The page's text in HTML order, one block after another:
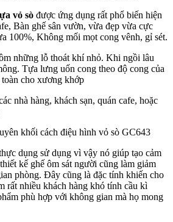
vỏ sò được ứng dụng rất phổ biến hiện
Bàn ghế sân vườn, vừa đẹp vừa cực
100%, Không mối mọt cong vênh, gỉ sét.
những lỗ thoát khí nhỏ. Khi ngồi lâu
Tựa lưng uốn cong theo độ cong của
cho xương khớp
nhà hàng, khách sạn, quán cafe, hoặc
dụng sử dụng vì vậy nó giúp tạo cảm
kế ghế ôm sát người cũng làm giảm
phòng. Đây cũng là đặc tính khiến cho
rất nhiều khách hàng khó tính cầu kì
phù hợp với không gian mà họ mong